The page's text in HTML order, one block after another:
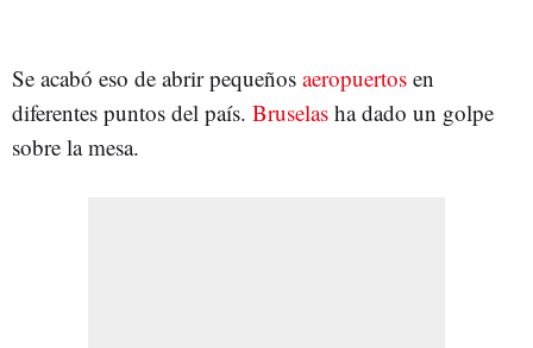
Se acabó eso de abrir pequeños aeropuertos en
diferentes puntos del país. Bruselas ha dado un golpe
sobre la mesa.